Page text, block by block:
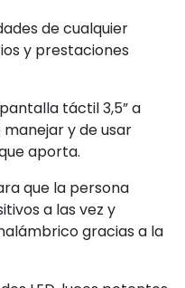
de cualquier
y prestaciones
táctil 3,5” a
y de usar
aporta.
que la persona
a las vez y
gracias a la